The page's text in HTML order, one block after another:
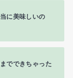
に美味しいの
でできちゃった